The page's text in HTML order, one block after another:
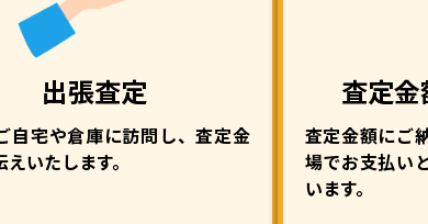
出張査定
自宅や倉庫に訪問し、査定金
いたします。
査定
査定金額にご
場でお支払い
います。